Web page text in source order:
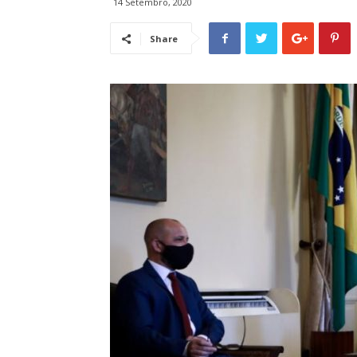
Share